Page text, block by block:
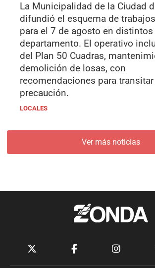
La Municipalidad de la Ciudad
difundió el esquema de
para el 7 de agosto en
departamento. El operativo
del Plan 50 Cuadras,
demolición de losas, con
recomendaciones para
precaución.
LOCALES
Ver más noticias